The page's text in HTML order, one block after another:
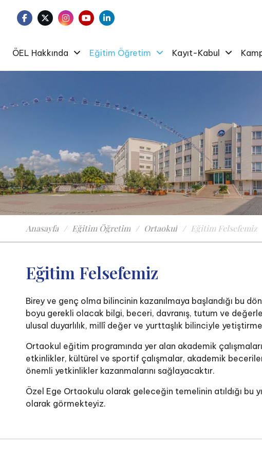
ÖEL Hakkında Eğitim Öğretim Kayıt-Kabul
Anasayfa Eğitim Öğretim Ortaokul Eğitim Felsefemiz
Eğitim Felsefemiz
Birey ve genç olma bilincinin kazanılmaya başlandığı bu
boyu gerekli olacak bilgi, beceri, davranış, tutum ve
ulusal duyarlılık, millî değer ve yurttaşlık bilinciyle
Ortaokul eğitim programında yer alan akademik
etkinlikler, kültürel ve sportif çalışmalar, akademik
önemli yetkinlikler kazanmalarını sağlayacaktır.
Özel Ege Ortaokulu olarak geleceğin temelinin atıldığı bu
olarak görmekteyiz.